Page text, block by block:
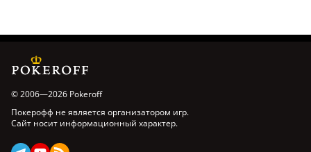
© 2006—2026 Pokeroff
Покерофф не является организатором игр.
Сайт носит информационный характер.